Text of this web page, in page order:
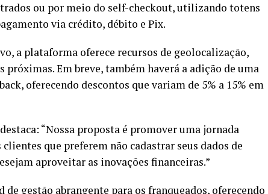
ou por meio do self-checkout, utilizando totens
via crédito, débito e Pix.
a plataforma oferece recursos de geolocalização,
Em breve, também haverá a adição de uma
oferecendo descontos que variam de 5% a 15% em
“Nossa proposta é promover uma jornada
que preferem não cadastrar seus dados de
aproveitar as inovações financeiras.”
de gestão abrangente para os franqueados, oferecendo